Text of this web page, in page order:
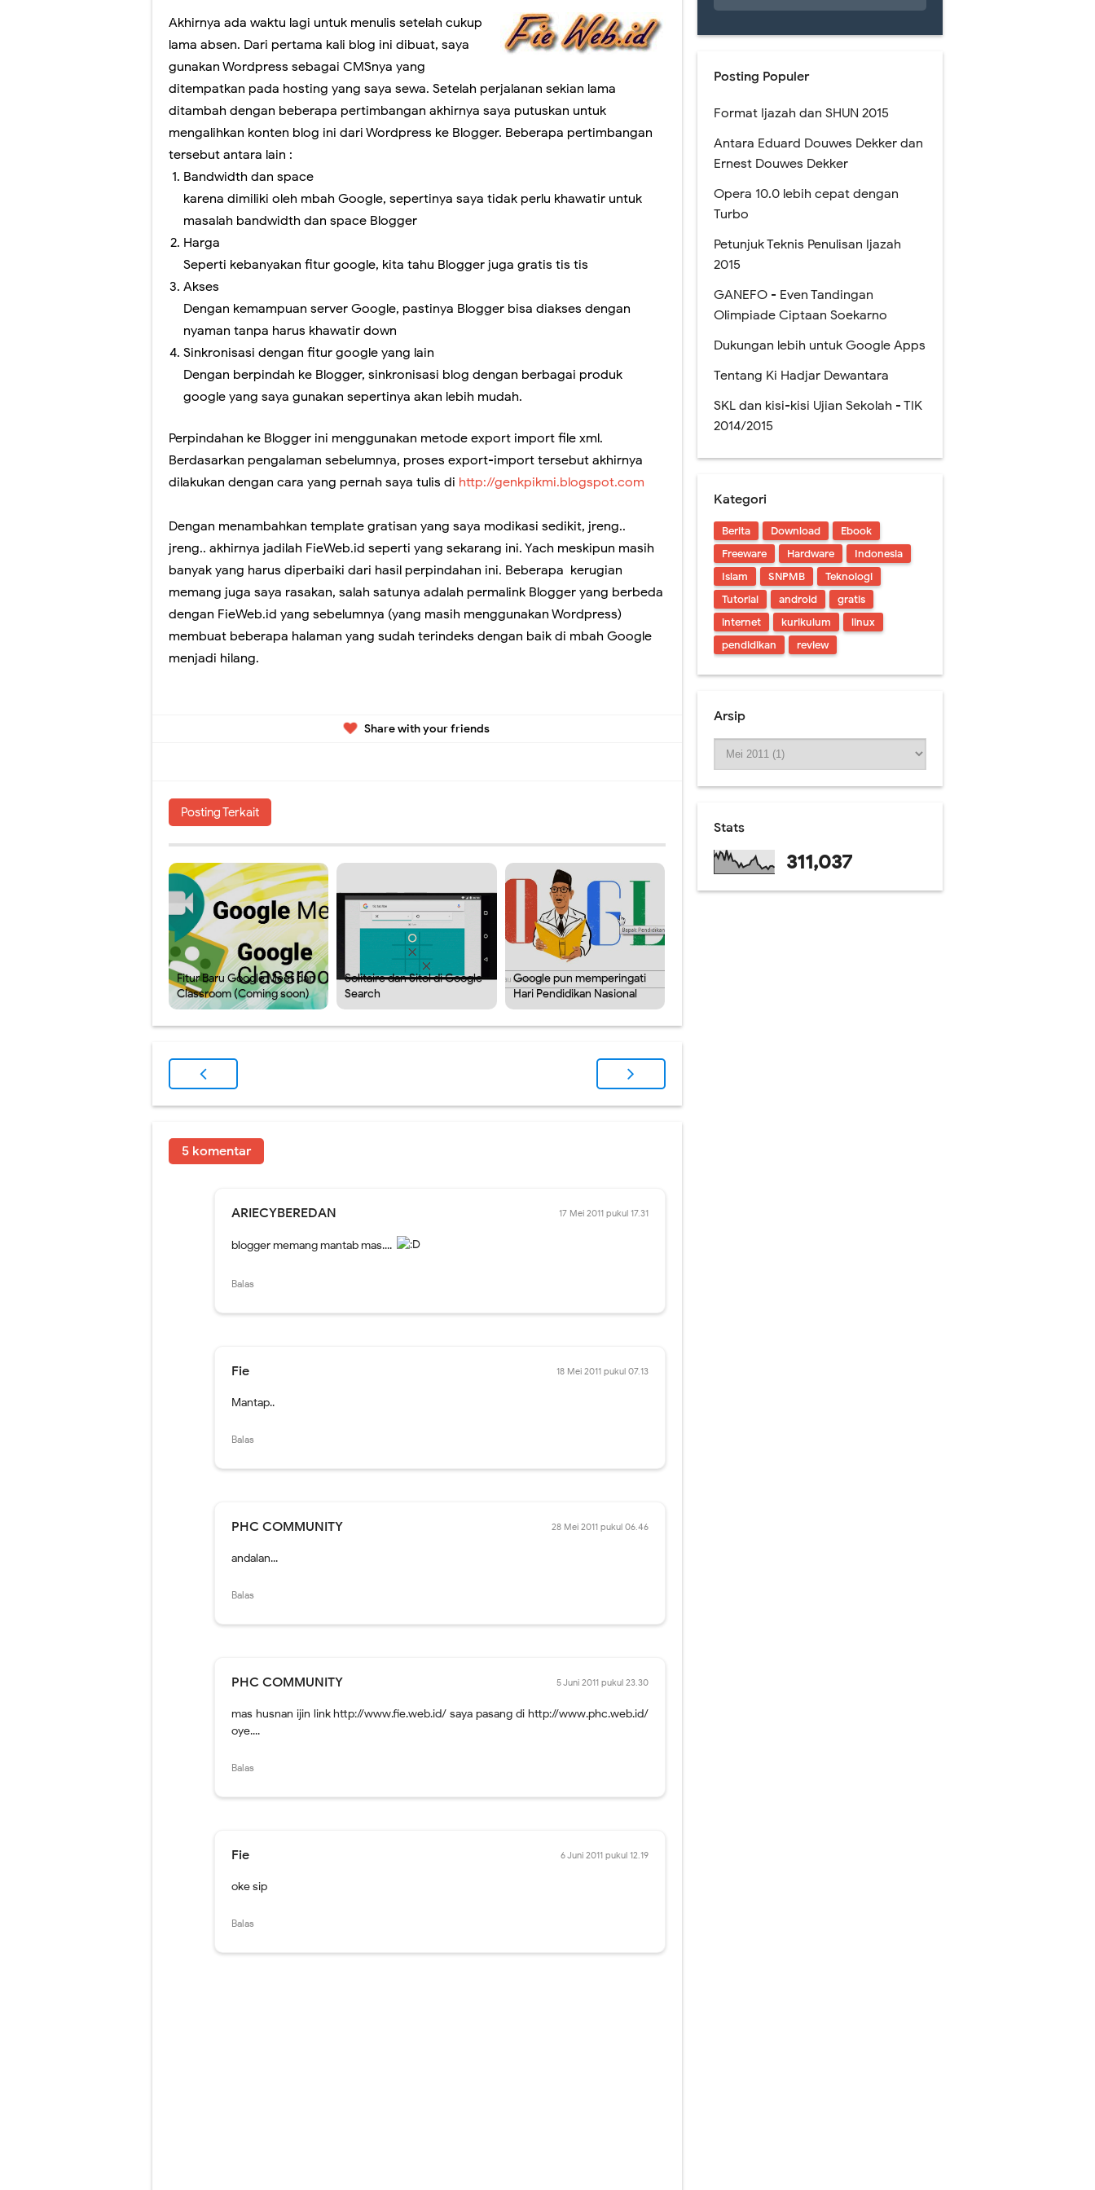
Jangan lewatkan! Pendaftaran Sekolah Kedinasan tahun 2023 akan Segera Dibuka
Yuk! Simak Cara Melihat Pengumuman Hasil SNBP 2023
Panduan Pemilihan Mata Pelajaran Pilihan pada Kurikulum Merdeka
Ada yang Berbeda dengan PDSS Tahun 2021
Video Penjelasan dan Simulasi AKM Dengan Model MSAT
Sosialisasi Asesmen Nasional SMA Negeri Kabupaten Jember
Peresmian Kebijakan Bantuan Kuota Internet Kemdikbud Tahun 2020
Fitur Baru Google Meet dan Classroom (Coming soon)
Workshop Membangun LMS Sekolah MKKS SMA Negeri Kab. Jember Th. 2017
Perubahan Bentuk Rapor Untuk SKS, Perlu Dikoreksi Lagi.
Panduan Penilaian SMA edisi November 2016. Layout Rapor Berubah Lagi, Iya Lagi
Pilkada Rasa Pilpres. Sedikit Pendapat Saya Mengenai Pilgub DKI
Pelatihan Penggunaan Soal-soal berbasis LMS di SMAN 1 Jember
Akhirnya ada waktu lagi untuk menulis setelah cukup
lama absen. Dari pertama kali blog ini dibuat, saya
gunakan Wordpress sebagai CMSnya yang
ditempatkan pada hosting yang saya sewa. Setelah perjalanan sekian lama
ditambah dengan beberapa pertimbangan akhirnya saya putuskan untuk
mengalihkan konten blog ini dari Wordpress ke Blogger. Beberapa pertimbangan
tersebut antara lain :
Bandwidth dan space
karena dimiliki oleh mbah Google, sepertinya saya tidak perlu khawatir untuk
masalah bandwidth dan space Blogger
Harga
Seperti kebanyakan fitur google, kita tahu Blogger juga gratis tis tis
Akses
Dengan kemampuan server Google, pastinya Blogger bisa diakses dengan
nyaman tanpa harus khawatir down
Sinkronisasi dengan fitur google yang lain
Dengan berpindah ke Blogger, sinkronisasi blog dengan berbagai produk
google yang saya gunakan sepertinya akan lebih mudah.
Perpindahan ke Blogger ini menggunakan metode export import file xml.
Berdasarkan pengalaman sebelumnya, proses export-import tersebut akhirnya
dilakukan dengan cara yang pernah saya tulis di http://genkpikmi.blogspot.com
Dengan menambahkan template gratisan yang saya modikasi sedikit, jreng..
jreng.. akhirnya jadilah FieWeb.id seperti yang sekarang ini. Yach meskipun masih
banyak yang harus diperbaiki dari hasil perpindahan ini. Beberapa kerugian
memang juga saya rasakan, salah satunya adalah permalink Blogger yang berbeda
dengan FieWeb.id yang sebelumnya (yang masih menggunakan Wordpress)
membuat beberapa halaman yang sudah terindeks dengan baik di mbah Google
menjadi hilang.
Share with your friends
Posting Terkait
Fitur Baru Google Meet dan
Classroom (Coming soon)
Solitaire dan Sitol di Google
Search
Google pun memperingati
Hari Pendidikan Nasional
5 komentar
ARIECYBEREDAN 17 Mei 2011 pukul 17.31
blogger memang mantab mas....
Balas
Fie 18 Mei 2011 pukul 07.13
Mantap..
Balas
PHC COMMUNITY 28 Mei 2011 pukul 06.46
andalan...
Balas
PHC COMMUNITY 5 Juni 2011 pukul 23.30
mas husnan ijin link http://www.fie.web.id/ saya pasang di http://www.phc.web.id/
oye....
Balas
Fie 6 Juni 2011 pukul 12.19
oke sip
Balas
Posting Populer
Format Ijazah dan SHUN 2015
Antara Eduard Douwes Dekker dan
Ernest Douwes Dekker
Opera 10.0 lebih cepat dengan
Turbo
Petunjuk Teknis Penulisan Ijazah
2015
GANEFO - Even Tandingan
Olimpiade Ciptaan Soekarno
Dukungan lebih untuk Google Apps
Tentang Ki Hadjar Dewantara
SKL dan kisi-kisi Ujian Sekolah - TIK
2014/2015
Kategori
Berita Download
Ebook
Freeware
Hardware
Indonesia
Islam
SNPMB
Teknologi
Tutorial
android
gratis
internet
kurikulum
linux
pendidikan
review
Arsip
Stats
311,037